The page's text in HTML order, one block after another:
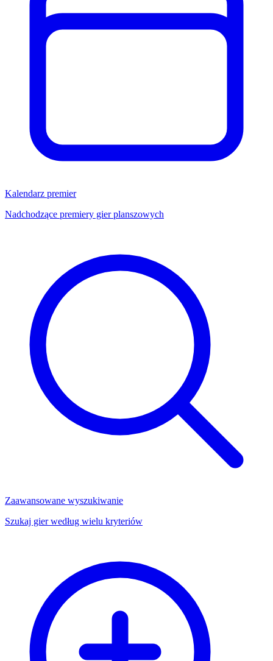
Kalendarz premier
Nadchodzące premiery gier planszowych
Zaawansowane wyszukiwanie
Szukaj gier według wielu kryteriów